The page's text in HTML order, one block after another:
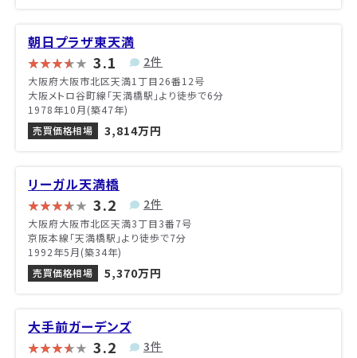
朝日プラザ東天満
3.1 2件
大阪府大阪市北区天満1丁目26番12号
大阪メトロ谷町線「天満橋駅」より徒歩で6分
1978年10月(築47年)
売買価格相場
3,814万円
リーガル天満橋
3.2 2件
大阪府大阪市北区天満3丁目3番7号
京阪本線「天満橋駅」より徒歩で7分
1992年5月(築34年)
売買価格相場
5,370万円
大手前ガーデンズ
3.2 3件